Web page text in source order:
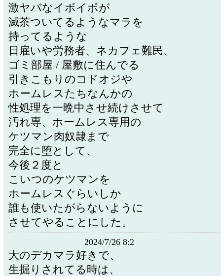
激ヤバなイボイボが
滅茶ついてるようなマラを
持ってるような
日雇いや労務者、ネカフェ難民、
ゴミ部屋 / 屋敷に住んでる
引きこもりのコドオジや
ホームレスたちなんかの
性処理を一晩中させ続けさせて
汚れ専、ホームレス専用の
ケツマン肉奴隷まで
完全に堕として、
今後２度と
こいつのケツマンを
ホームレスぐらいしか
誰も使いたがらないように
させてやることにした。
2024/7/26 8:2
大のデカマラ好きで、
生掘りされてる時は、